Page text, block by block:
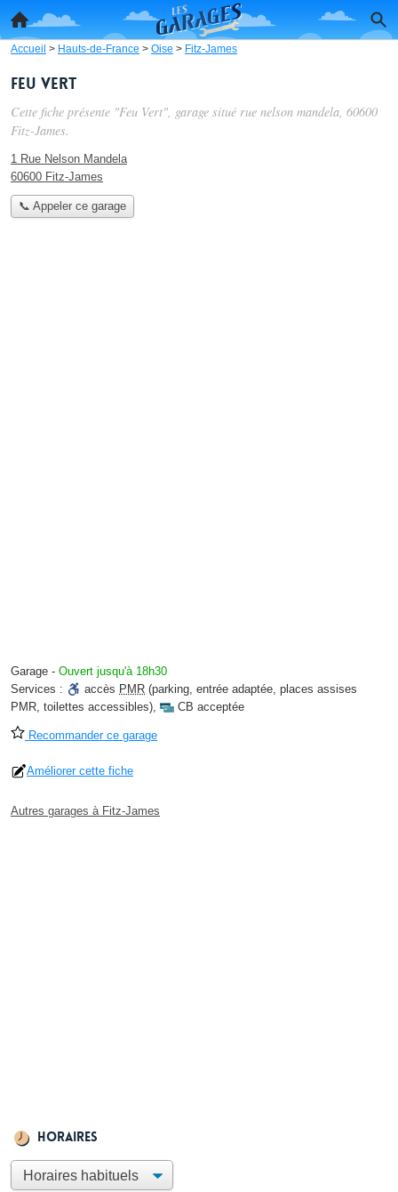
Accueil > Hauts-de-France > Oise > Fitz-James
Feu Vert
Cette fiche présente "Feu Vert", garage situé rue nelson mandela, 60600
Fitz-James.
1 Rue Nelson Mandela
60600 Fitz-James
📞 Appeler ce garage
Garage - Ouvert jusqu'à 18h30
Services :
accès PMR (parking, entrée adaptée, places assises
PMR, toilettes accessibles), CB acceptée
Recommander ce garage
Améliorer cette fiche
Autres garages à Fitz-James
Horaires